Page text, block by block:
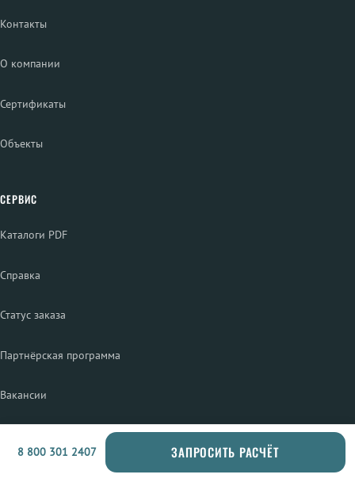
Контакты
О компании
Сертификаты
Объекты
СЕРВИС
Каталоги PDF
Справка
Статус заказа
Партнёрская программа
Вакансии
ПРОДУКЦИЯ
8 800 301 2407 ЗАПРОСИТЬ РАСЧЁТ